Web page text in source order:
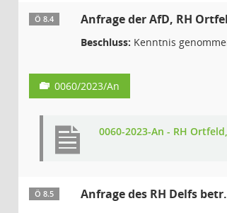
Ö 8.4 Anfrage der AfD, RH
Beschluss: Kenntnis
0060/2023/An
0060-2023-An - RH
Ö 8.5 Anfrage des RH Delfs